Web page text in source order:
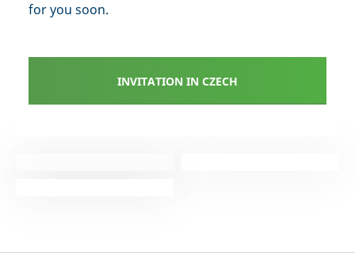
for you soon.
INVITATION IN CZECH